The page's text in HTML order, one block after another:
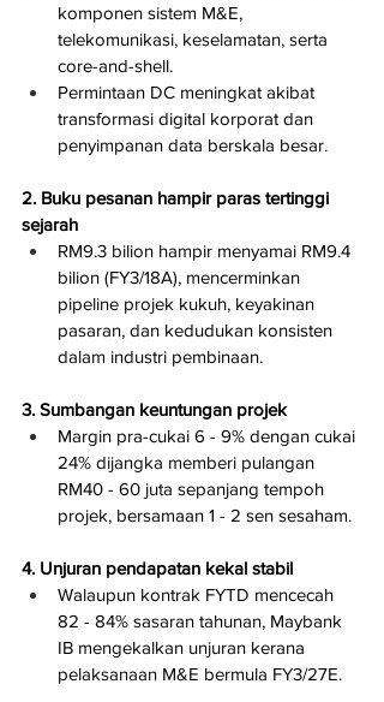
komponen sistem M&E,
telekomunikasi, keselamatan, serta
core-and-shell.
Permintaan DC meningkat akibat
transformasi digital korporat dan
penyimpanan data berskala besar.
2. Buku pesanan hampir paras tertinggi
sejarah
RM9.3 bilion hampir menyamai RM9.4
bilion (FY3/18A), mencerminkan
pipeline projek kukuh, keyakinan
pasaran, dan kedudukan konsisten
dalam industri pembinaan.
3. Sumbangan keuntungan projek
Margin pra-cukai 6 - 9% dengan cukai
24% dijangka memberi pulangan
RM40 - 60 juta sepanjang tempoh
projek, bersamaan 1 - 2 sen sesaham.
4. Unjuran pendapatan kekal stabil
Walaupun kontrak FYTD mencecah
82 - 84% sasaran tahunan, Maybank
IB mengekalkan unjuran kerana
pelaksanaan M&E bermula FY3/27E.